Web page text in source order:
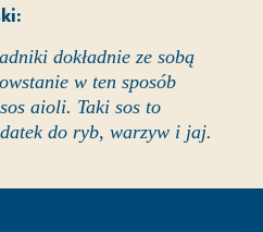
dokładnie ze sobą
w ten sposób
aioli. Taki sos to
do ryb, warzyw i jaj.